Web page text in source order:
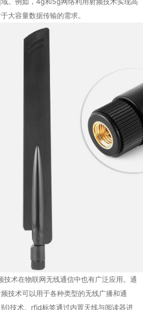
大容量数据传输的需求。
术在物联网无线通信中也有广泛应用。通
技术可以用于各种类型的无线广播和通
)技术。rfid标签通过内置天线与阅读器进